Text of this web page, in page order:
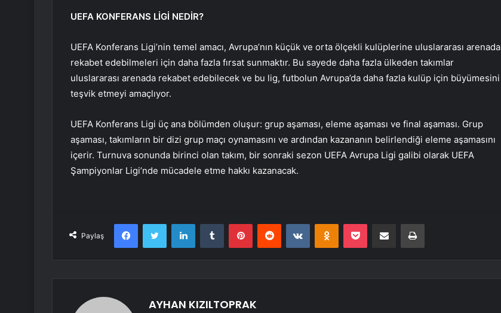
UEFA KONFERANS LİGİ NEDİR?
UEFA Konferans Ligi’nin temel amacı, Avrupa’nın küçük ve orta ölçekli kulüplerine uluslararası arenada
rekabet edebilmeleri için daha fazla fırsat sunmaktır. Bu sayede daha fazla ülkeden takımlar
uluslararası arenada rekabet edebilecek ve bu lig, futbolun Avrupa’da daha fazla kulüp için büyümesini
teşvik etmeyi amaçlıyor.
UEFA Konferans Ligi üç ana bölümden oluşur: grup aşaması, eleme aşaması ve final aşaması. Grup
aşaması, takımların bir dizi grup maçı oynamasını ve ardından kazananın belirlendiği eleme aşamasını
içerir. Turnuva sonunda birinci olan takım, bir sonraki sezon UEFA Avrupa Ligi galibi olarak UEFA
Şampiyonlar Ligi’nde mücadele etme hakkı kazanacak.
Paylaş
FacebookTwitter LinkedInTumblr PinterestReddit VKontakteOdnoklassniki
Pocket E-Posta ile paylaş Yazdır
AYHAN KIZILTOPRAK